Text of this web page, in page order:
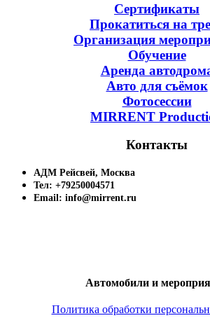
Сертификаты
Прокатиться на
Организация
Обучение
Аренда
Авто для съёмок
Фотосессии
MIRRENT
Контакты
АДМ Рейсвей, Москва
Тел: +79250004571
Email: info@mirrent.ru
Автомобили и
Политика обработки